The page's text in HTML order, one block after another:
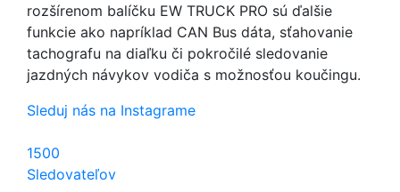
rozšírenom balíčku EW TRUCK PRO sú ďalšie
funkcie ako napríklad CAN Bus dáta, sťahovanie
tachografu na diaľku či pokročilé sledovanie
jazdných návykov vodiča s možnosťou koučingu.
Sleduj nás na Instagrame
1500
Sledovateľov